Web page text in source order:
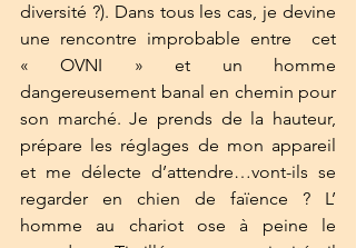
diversité ?). Dans tous les cas, je devine
une rencontre improbable entre  cet
« OVNI » et un homme
dangereusement banal en chemin pour
son marché. Je prends de la hauteur,
prépare les réglages de mon appareil
et me délecte d’attendre…vont-ils se
regarder en chien de faïence ? L’
homme au chariot ose à peine le